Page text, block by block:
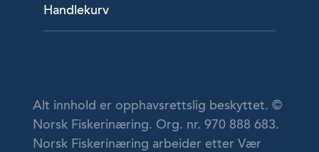
Handlekurv
Alt innhold er opphavsrettslig beskyttet. ©
Norsk Fiskerinæring. Org. nr. 970 888 683.
Norsk Fiskerinæring arbeider etter Vær